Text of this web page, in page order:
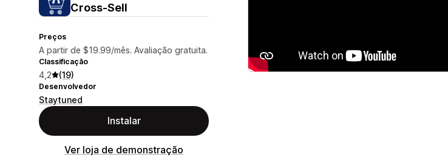
Cross‑Sell
Preços
A partir de $19.99/mês. Avaliação gratuita.
Classificação
4,2 (19)
Desenvolvedor
Staytuned
Instalar
Ver loja de demonstração